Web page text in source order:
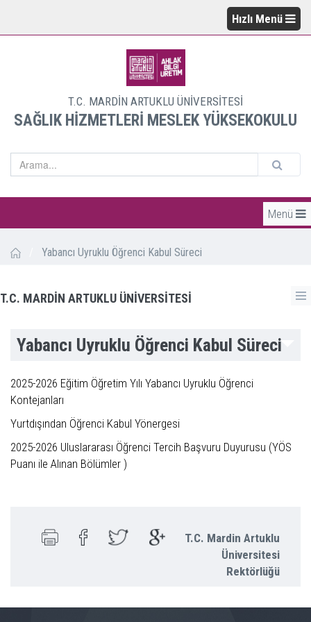
Hızlı Menü
T.C. MARDİN ARTUKLU ÜNİVERSİTESİ
SAĞLIK HİZMETLERİ MESLEK YÜKSEKOKULU
Menü
Yabancı Uyruklu Öğrenci Kabul Süreci
T.C. MARDİN ARTUKLU ÜNİVERSİTESİ
Yabancı Uyruklu Öğrenci Kabul Süreci
2025-2026 Eğitim Öğretim Yılı Yabancı Uyruklu Öğrenci
Kontejanları
Yurtdışından Öğrenci Kabul Yönergesi
2025-2026 Uluslararası Öğrenci Tercih Başvuru Duyurusu (YÖS
Puanı ile Alınan Bölümler )
T.C. Mardin Artuklu
Üniversitesi
Rektörlüğü